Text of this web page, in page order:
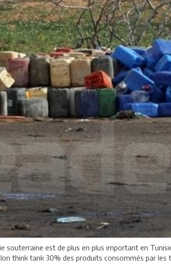
souterraine est de plus en plus important en
think tank 30% des produits consommés par